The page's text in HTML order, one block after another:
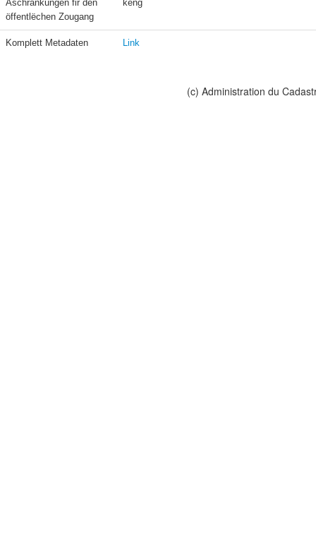
Aschränkungen fir den
öffentlëchen Zougang
keng
Komplett Metadaten Link
(c) Administration du